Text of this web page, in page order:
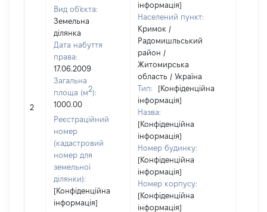
2
Вид об'єкта:
Земельна
ділянка
Дата набуття
права:
17.06.2009
Загальна
площа (м2):
1000.00
Реєстраційний
номер
(кадастровий
номер для
земельної
ділянки):
[Конфіденційна
інформація]
інформація]
Населений пункт:
Кримок /
Радомишльський
район /
Житомирська
область / Україна
Тип:
[Конфіденційна
інформація]
Назва:
[Конфіденційна
інформація]
Номер будинку:
[Конфіденційна
інформація]
Номер корпусу:
[Конфіденційна
інформація]